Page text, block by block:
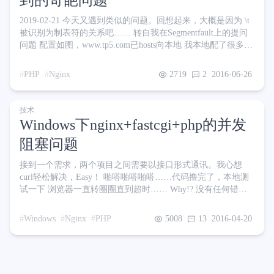
2019-02-21 今天又遇到类似的问题。回想起来，大概是因为 \t
被识别为制表符的关系吧…… 转自我在Segmentfault上的提问
问题 配置如图，www.tp5.com已hosts向本地 我本地配了很多虚
制粘贴的，应该也不会打错之类的吧？可是访问却提示No
input file specified.，但我这index.php明明在啊？ 如果使用
http://localhost/tp/publ
PHP Nginx 2719 2 2016-06-26
技术
Windows下nginx+fastcgi+php的并发
阻塞问题
接到一个需求，两个项目之间需要以接口形式通讯。我心想
curl轻松解决，Easy！ 啪嗒啪嗒啪嗒……代码撸完了，本地测
试一下 浏览器一直转圈圈直到超时…… Why!? 没有任何错误
写出的接口，没问题啊？ 再试一次结果依旧，重启环境后再试
也依旧 经过一番测试，我怀疑是不是我本地环境无法并发？
我访问项目A是一个请求，项目A访问项目B的接口则是第二个
Windows Nginx PHP 5008 13 2016-04-20